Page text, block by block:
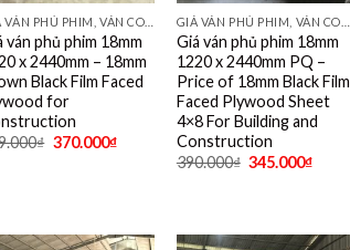
ván phủ phim 18mm
x 2440mm – 18mm
Black Film Faced
for
₫ 370.000₫
Giá ván phủ phim 18mm
1220 x 2440mm PQ –
Price of 18mm Black Film
Faced Plywood Sheet
4×8 For Building and
Construction
390.000₫ 345.000₫